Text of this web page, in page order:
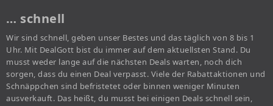
… schnell
Wir sind schnell, geben unser Bestes und das täglich von 8 bis 1
Uhr. Mit DealGott bist du immer auf dem aktuellsten Stand. Du
musst weder lange auf die nächsten Deals warten, noch dich
sorgen, dass du einen Deal verpasst. Viele der Rabattaktionen und
Schnäppchen sind befristetet oder binnen weniger Minuten
ausverkauft. Das heißt, du musst bei einigen Deals schnell sein,